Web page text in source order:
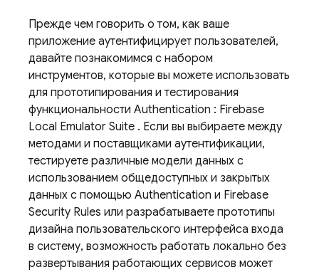
Прежде чем говорить о том, как ваше
приложение аутентифицирует пользователей,
давайте познакомимся с набором
инструментов, которые вы можете использовать
для прототипирования и тестирования
функциональности Authentication : Firebase
Local Emulator Suite . Если вы выбираете между
методами и поставщиками аутентификации,
тестируете различные модели данных с
использованием общедоступных и закрытых
данных с помощью Authentication и Firebase
Security Rules или разрабатываете прототипы
дизайна пользовательского интерфейса входа
в систему, возможность работать локально без
развертывания работающих сервисов может